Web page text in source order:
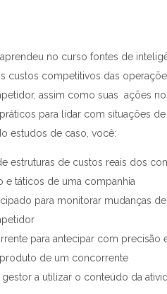
no curso fontes de
custos competitivos das
assim como suas ações
para lidar com situações
estudos de caso, você:
estruturas de custos reais dos
e táticos de uma companhia
para monitorar mudanças
para antecipar com precisão
de um concorrente
a utilizar o conteúdo da